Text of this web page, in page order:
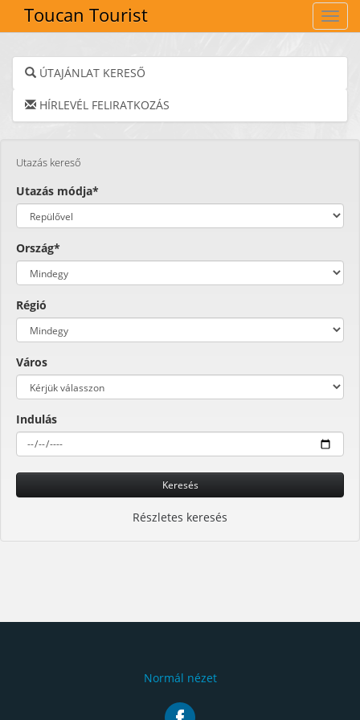
Toucan Tourist
ÚTAJÁNLAT KERESŐ
HÍRLEVÉL FELIRATKOZÁS
Utazás kereső
Utazás módja*
Ország*
Régió
Város
Indulás
Keresés
Részletes keresés
Normál nézet